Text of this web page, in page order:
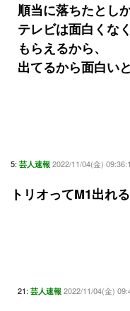
順当に落ちたとし
テレビは面白くな
もらえるから、
出てるから面白い
5: 芸人速報 2022/11/04(金)
トリオってM1出れ
21: 芸人速報 2022/11/04(金)